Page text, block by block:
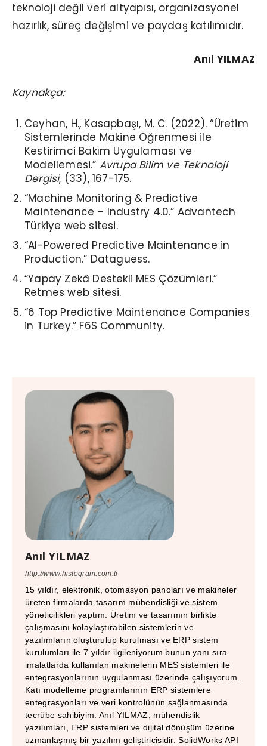
teknoloji değil veri altyapısı, organizasyonel
hazırlık, süreç değişimi ve paydaş katılımıdır.
Anıl YILMAZ
Kaynakça:
Ceyhan, H., Kasapbaşı, M. C. (2022). “Üretim
Sistemlerinde Makine Öğrenmesi ile
Kestirimci Bakım Uygulaması ve
Modellemesi.” Avrupa Bilim ve Teknoloji
Dergisi, (33), 167-175.
“Machine Monitoring & Predictive
Maintenance – Industry 4.0.” Advantech
Türkiye web sitesi.
“AI-Powered Predictive Maintenance in
Production.” Dataguess.
“Yapay Zekâ Destekli MES Çözümleri.”
Retmes web sitesi.
“6 Top Predictive Maintenance Companies
in Turkey.” F6S Community.
Anıl YILMAZ
http://www.histogram.com.tr
15 yıldır, elektronik, otomasyon panoları ve makineler
üreten firmalarda tasarım mühendisliği ve sistem
yöneticilikleri yaptım. Üretim ve tasarımın birlikte
çalışmasını kolaylaştırabilen sistemlerin ve
yazılımların oluşturulup kurulması ve ERP sistem
kurulumları ile 7 yıldır ilgileniyorum bunun yanı sıra
imalatlarda kullanılan makinelerin MES sistemleri ile
entegrasyonlarının uygulanması üzerinde çalışıyorum.
Katı modelleme programlarının ERP sistemlere
entegrasyonları ve veri kontrolünün sağlanmasında
tecrübe sahibiyim. Anıl YILMAZ, mühendislik
yazılımları, ERP sistemleri ve dijital dönüşüm üzerine
uzmanlaşmış bir yazılım geliştiricisidir. SolidWorks API